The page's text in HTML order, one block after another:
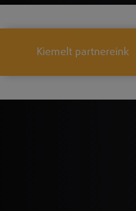
Kiemelt partnereink